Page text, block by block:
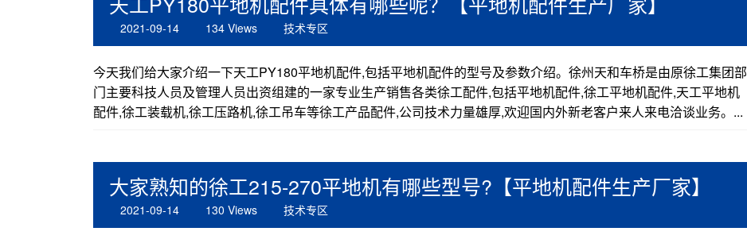
2021-09-14 134 Views 技术专区
今天我们给大家介绍一下天工PY180平地机配件,包括平地机配件的型号及参数介绍。徐州天和车桥是由原徐工集团部
门主要科技人员及管理人员出资组建的一家专业生产销售各类徐工配件,包括平地机配件,徐工平地机配件,天工平地机
配件,徐工装载机,徐工压路机,徐工吊车等徐工产品配件,公司技术力量雄厚,欢迎国内外新老客户来人来电洽谈业务。...
大家熟知的徐工215-270平地机有哪些型号?【平地机配件生产厂家】
2021-09-14 130 Views 技术专区